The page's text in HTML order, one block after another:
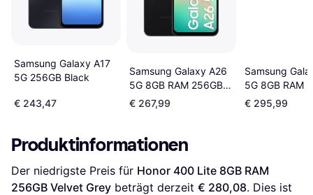
Samsung Galaxy A17
5G 256GB Black
€ 243,47
Samsung Galaxy A26
5G 8GB RAM 256GB
Awesome Black
€ 267,99
Samsung
5G 8GB RAM
Awesome Mint
€ 295,99
Produktinformationen
Der niedrigste Preis für Honor 400 Lite 8GB RAM
256GB Velvet Grey beträgt derzeit € 280,08. Dies ist